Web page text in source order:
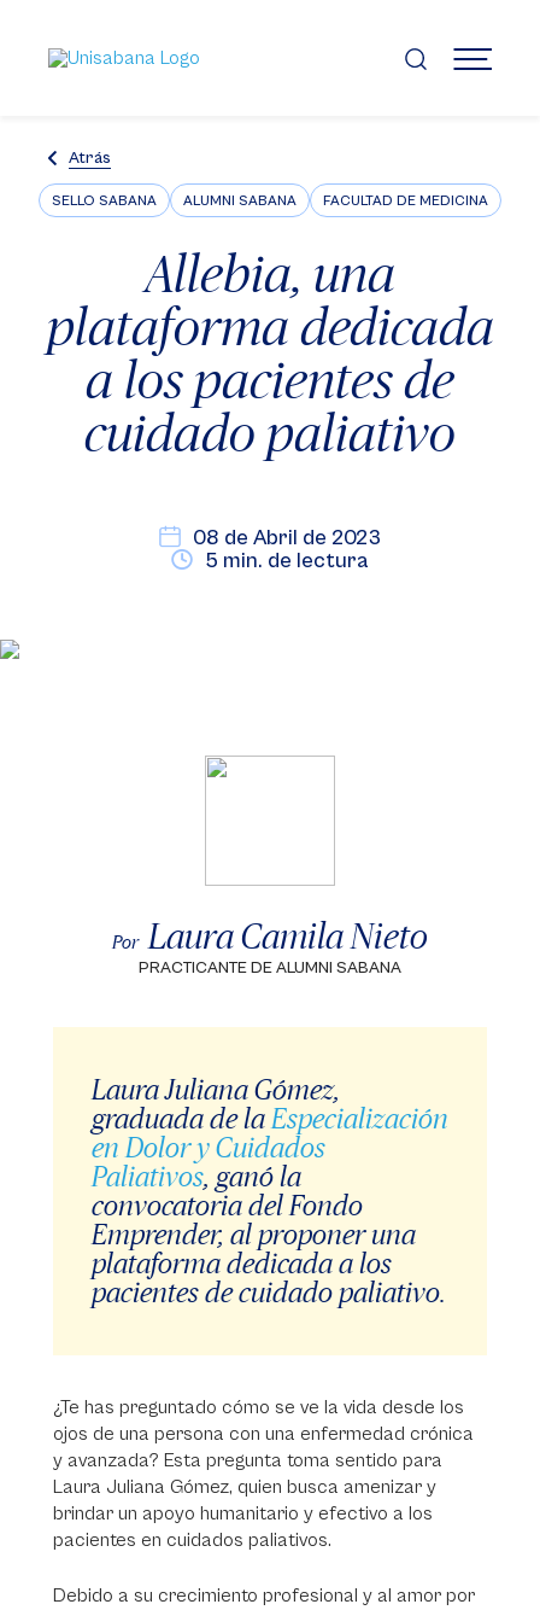
contenido
principal
MENÚ
Atrás
SELLO SABANA ALUMNI SABANA FACULTAD DE MEDICINA
Allebia, una
plataforma dedicada
a los pacientes de
cuidado paliativo
08 de Abril de 2023
5 min. de lectura
Por Laura Camila Nieto
PRACTICANTE DE ALUMNI SABANA
Laura Juliana Gómez,
graduada de la Especialización
en Dolor y Cuidados
Paliativos, ganó la
convocatoria del Fondo
Emprender, al proponer una
plataforma dedicada a los
pacientes de cuidado paliativo.
¿Te has preguntado cómo se ve la vida desde los
ojos de una persona con una enfermedad crónica
y avanzada? Esta pregunta toma sentido para
Laura Juliana Gómez, quien busca amenizar y
brindar un apoyo humanitario y efectivo a los
pacientes en cuidados paliativos.
Debido a su crecimiento profesional y al amor por